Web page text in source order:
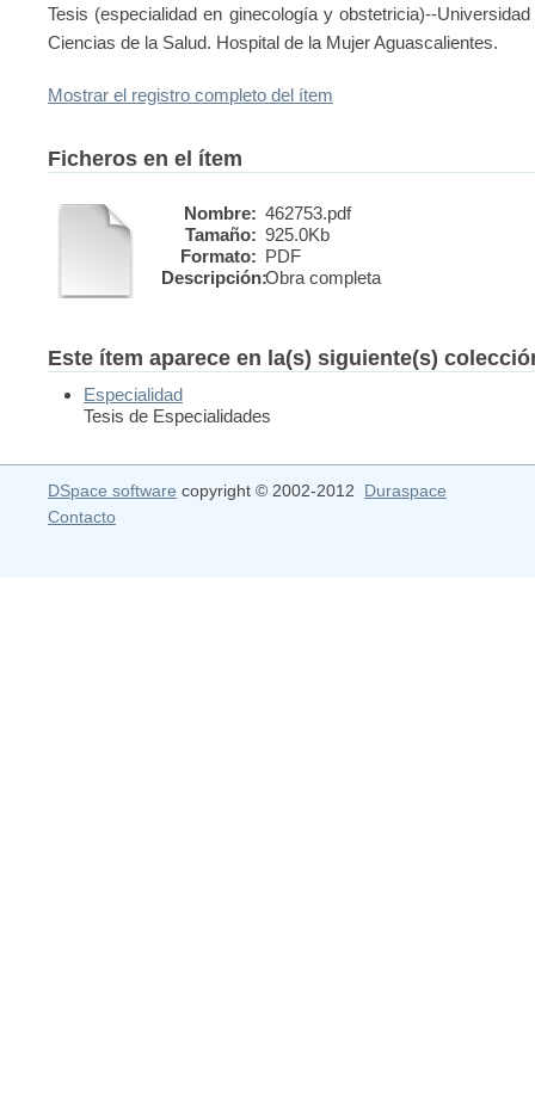
Tesis (especialidad en ginecología y obstetricia)--
Ciencias de la Salud. Hospital de la Mujer Aguascalientes.
Mostrar el registro completo del ítem
Ficheros en el ítem
Nombre: 462753.pdf
Tamaño: 925.0Kb
Formato: PDF
Descripción:Obra completa
Este ítem aparece en la(s) siguiente(s)
Especialidad
Tesis de Especialidades
DSpace software copyright © 2002-2012 Duraspace
Contacto